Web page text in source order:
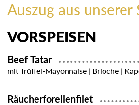
Auszug aus unserer
VORSPEISEN
Beef Tatar
mit Trüffel-Mayonnaise | Brioche |
Räucherforellenfilet